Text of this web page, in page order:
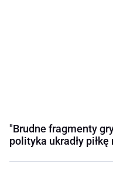
"Brudne fragmenty
polityka ukradły piłkę